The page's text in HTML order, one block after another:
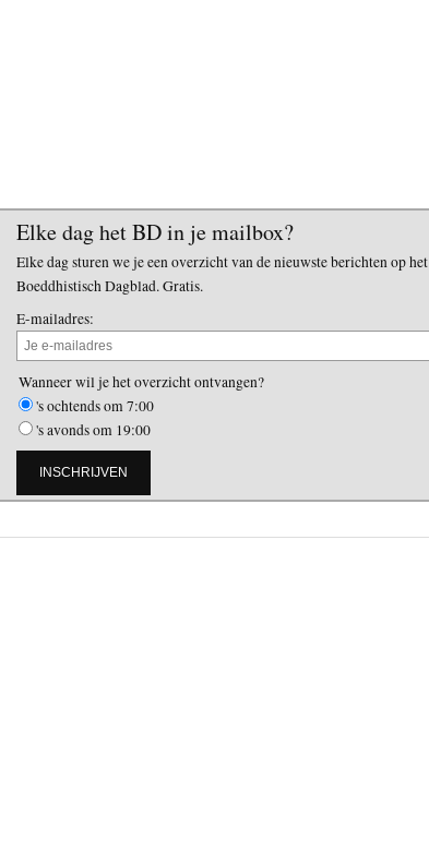
Elke dag het BD in je mailbox?
Elke dag sturen we je een overzicht van de nieuwste berichten op het
Boeddhistisch Dagblad. Gratis.
E-mailadres:
Wanneer wil je het overzicht ontvangen?
's ochtends om 7:00
's avonds om 19:00